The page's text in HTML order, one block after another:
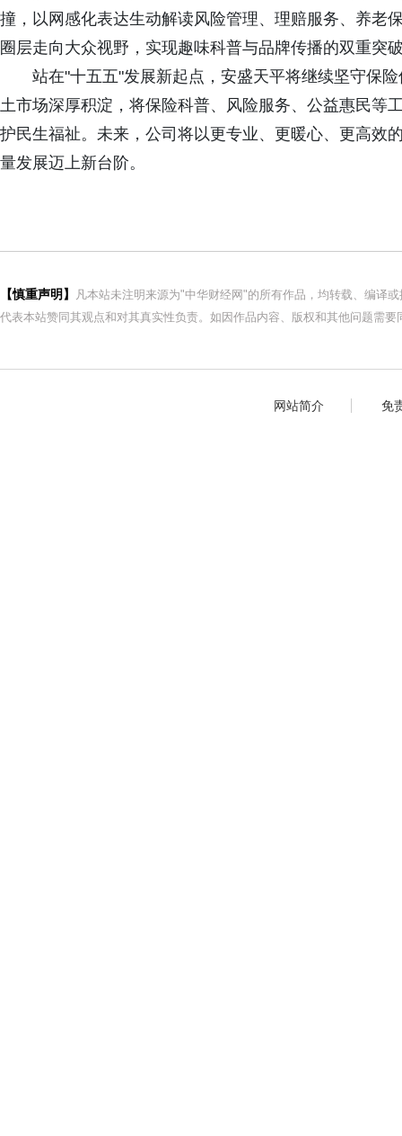
撞，以网感化表达生动解读风险管理、理赔服务、养老
圈层走向大众视野，实现趣味科普与品牌传播的双重突
站在"十五五"发展新起点，安盛天平将继续坚守保
土市场深厚积淀，将保险科普、风险服务、公益惠民等
护民生福祉。未来，公司将以更专业、更暖心、更高效
量发展迈上新台阶。
【慎重声明】
凡本站未注明来源为"中华财经网"的所有作品，均转载、编译
代表本站赞同其观点和对其真实性负责。如因作品内容、版权和其他问题需
网站简介 免